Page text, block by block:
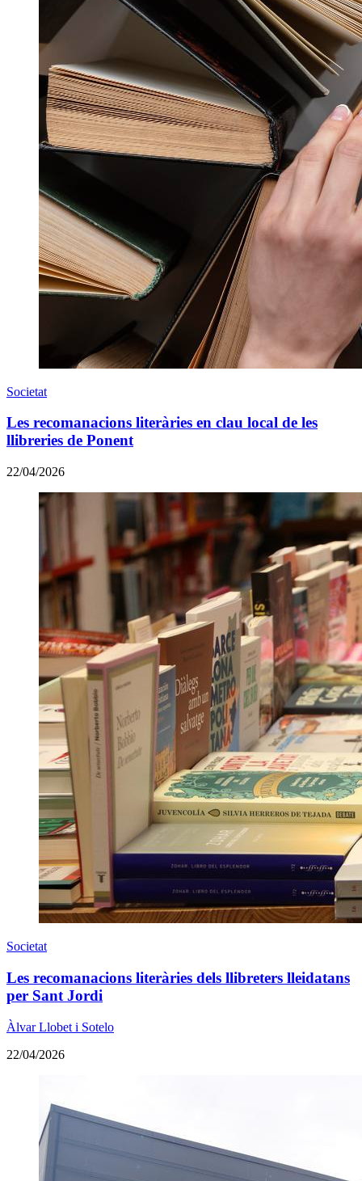
Societat
Les recomanacions literàries en clau local de les
llibreries de Ponent
22/04/2026
Societat
Les recomanacions literàries dels llibreters lleidatans
per Sant Jordi
Àlvar Llobet i Sotelo
22/04/2026